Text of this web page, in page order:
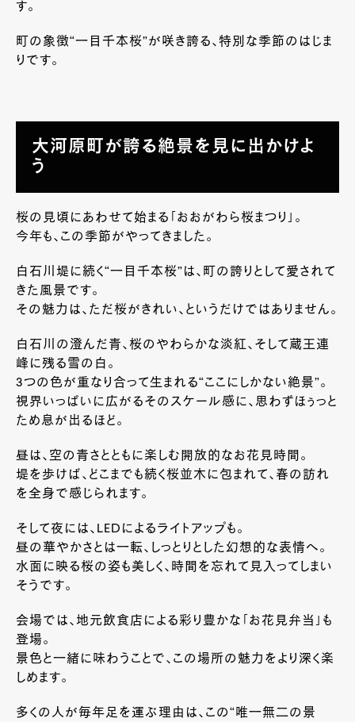
す。
町の象徴“一目千本桜”が咲き誇る、特別な季節のはじま
りです。
大河原町が誇る絶景を見に出かけよ
う
桜の見頃にあわせて始まる「おおがわら桜まつり」。
今年も、この季節がやってきました。
白石川堤に続く“一目千本桜”は、町の誇りとして愛されて
きた風景です。
その魅力は、ただ桜がきれい、というだけではありません。
白石川の澄んだ青、桜のやわらかな淡紅、そして蔵王連
峰に残る雪の白。
3つの色が重なり合って生まれる“ここにしかない絶景”。
視界いっぱいに広がるそのスケール感に、思わずほぅっと
ため息が出るほど。
昼は、空の青さとともに楽しむ開放的なお花見時間。
堤を歩けば、どこまでも続く桜並木に包まれて、春の訪れ
を全身で感じられます。
そして夜には、LEDによるライトアップも。
昼の華やかさとは一転、しっとりとした幻想的な表情へ。
水面に映る桜の姿も美しく、時間を忘れて見入ってしまい
そうです。
会場では、地元飲食店による彩り豊かな「お花見弁当」も
登場。
景色と一緒に味わうことで、この場所の魅力をより深く楽
しめます。
多くの人が毎年足を運ぶ理由は、この“唯一無二の景